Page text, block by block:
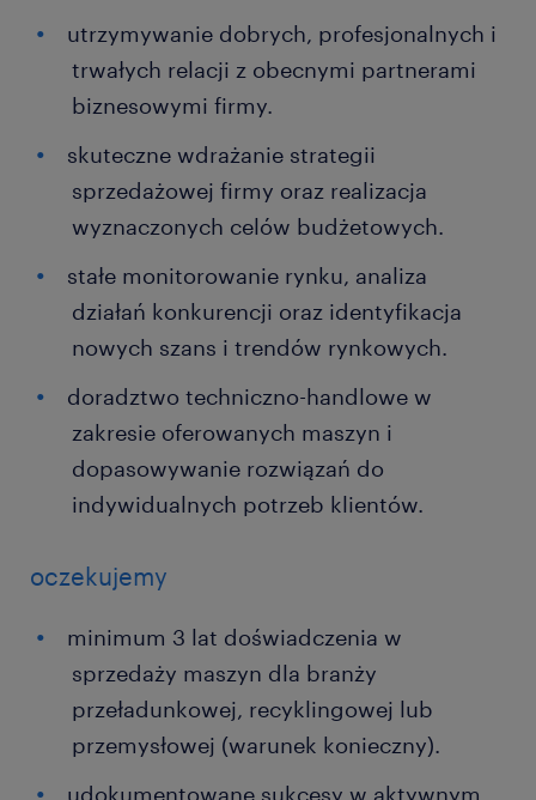
utrzymywanie dobrych, profesjonalnych i
trwałych relacji z obecnymi partnerami
biznesowymi firmy.
skuteczne wdrażanie strategii
sprzedażowej firmy oraz realizacja
wyznaczonych celów budżetowych.
stałe monitorowanie rynku, analiza
działań konkurencji oraz identyfikacja
nowych szans i trendów rynkowych.
doradztwo techniczno-handlowe w
zakresie oferowanych maszyn i
dopasowywanie rozwiązań do
indywidualnych potrzeb klientów.
oczekujemy
minimum 3 lat doświadczenia w
sprzedaży maszyn dla branży
przeładunkowej, recyklingowej lub
przemysłowej (warunek konieczny).
udokumentowane sukcesy w aktywnym